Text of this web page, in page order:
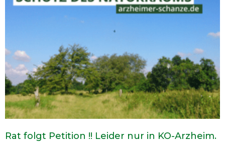
Rat folgt Petition !! Leider nur in KO-Arzheim.